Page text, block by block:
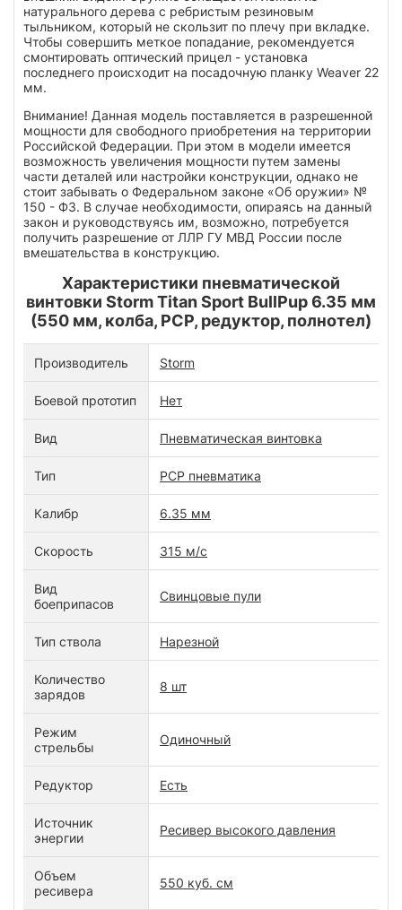
натурального дерева с ребристым резиновым
тыльником, который не скользит по плечу при вкладке.
Чтобы совершить меткое попадание, рекомендуется
смонтировать оптический прицел - установка
последнего происходит на посадочную планку Weaver 22
мм.
Внимание! Данная модель поставляется в разрешенной
мощности для свободного приобретения на территории
Российской Федерации. При этом в модели имеется
возможность увеличения мощности путем замены
части деталей или настройки конструкции, однако не
стоит забывать о Федеральном законе «Об оружии» №
150 - ФЗ. В случае необходимости, опираясь на данный
закон и руководствуясь им, возможно, потребуется
получить разрешение от ЛЛР ГУ МВД России после
вмешательства в конструкцию.
Характеристики пневматической
винтовки Storm Titan Sport BullPup 6.35 мм
(550 мм, колба, РСР, редуктор, полнотел)
Производитель Storm
Боевой прототип Нет
Вид Пневматическая винтовка
Тип PCP пневматика
Калибр 6.35 мм
Скорость 315 м/с
Вид
боеприпасов
Свинцовые пули
Тип ствола Нарезной
Количество
зарядов
8 шт
Режим
стрельбы
Одиночный
Редуктор Есть
Источник
энергии
Ресивер высокого давления
Объем
ресивера
550 куб. см